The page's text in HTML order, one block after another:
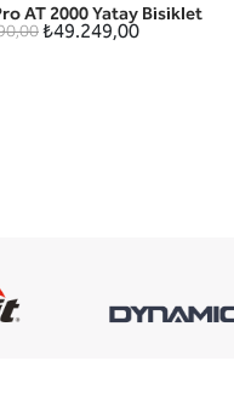
HIZLI GÖRÜNÜM
AT 2000 Yatay Bisiklet
₺49.249,00